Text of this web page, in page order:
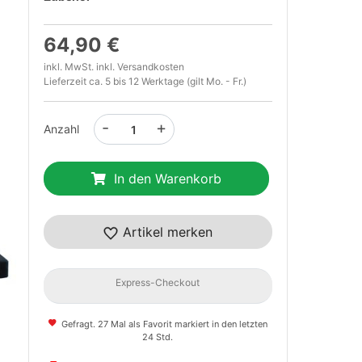
64,90 €
inkl. MwSt. inkl. Versandkosten
Lieferzeit ca. 5 bis 12 Werktage (gilt Mo. - Fr.)
Anzahl +
-
In den Warenkorb
Artikel merken
Express-Checkout
Gefragt. 27 Mal als Favorit markiert in den letzten
24 Std.